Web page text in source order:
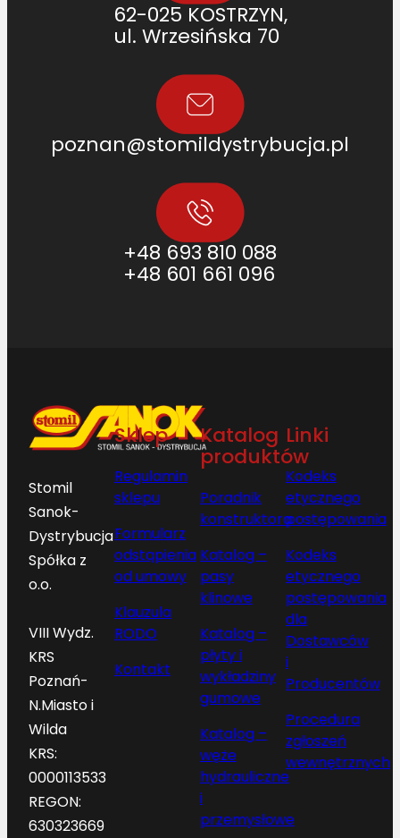
62-025 KOSTRZYN,
ul. Wrzesińska 70
poznan@stomildystrybucja.pl
+48 693 810 088
+48 601 661 096
Stomil
Sanok-
Dystrybucja
Spółka z
o.o.
VIII Wydz.
KRS
Poznań-
N.Miasto i
Wilda
KRS:
0000113533
REGON:
630323669
Sklep
Regulamin
sklepu
Formularz
odstąpienia
od umowy
Klauzula
RODO
Kontakt
Katalog
produktów
Poradnik
konstruktora
Katalog –
pasy
klinowe
Katalog –
płyty i
wykładziny
gumowe
Katalog –
węże
hydrauliczne
i
przemysłowe
Linki
Kodeks
etycznego
postępowania
Kodeks
etycznego
postępowania
dla
Dostawców
i
Producentów
Procedura
zgłoszeń
wewnętrznych